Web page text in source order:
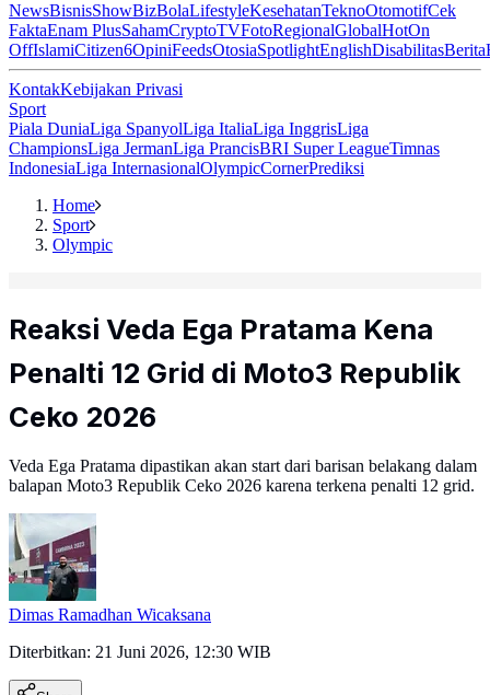
NewsBisnisShowBizBolaLifestyleKesehatanTeknoOtomotifCek
FaktaEnam PlusSahamCryptoTVFotoRegionalGlobalHotOn
OffIslamiCitizen6OpiniFeedsOtosiaSpotlightEnglishDisabilitasBerita
KontakKebijakan Privasi
Sport
Piala DuniaLiga SpanyolLiga ItaliaLiga InggrisLiga
ChampionsLiga JermanLiga PrancisBRI Super LeagueTimnas
IndonesiaLiga InternasionalOlympicCornerPrediksi
Home
Sport
Olympic
Reaksi Veda Ega Pratama Kena
Penalti 12 Grid di Moto3 Republik
Ceko 2026
Veda Ega Pratama dipastikan akan start dari barisan belakang dalam
balapan Moto3 Republik Ceko 2026 karena terkena penalti 12 grid.
Dimas Ramadhan Wicaksana
Diterbitkan: 21 Juni 2026, 12:30 WIB